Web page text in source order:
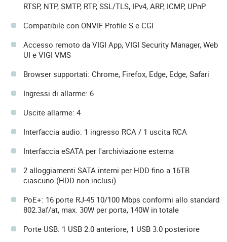
RTSP, NTP, SMTP, RTP, SSL/TLS, IPv4, ARP, ICMP, UPnP
Compatibile con ONVIF Profile S e CGI
Accesso remoto da VIGI App, VIGI Security Manager, Web
UI e VIGI VMS
Browser supportati: Chrome, Firefox, Edge, Edge, Safari
Ingressi di allarme: 6
Uscite allarme: 4
Interfaccia audio: 1 ingresso RCA / 1 uscita RCA
Interfaccia eSATA per l'archiviazione esterna
2 alloggiamenti SATA interni per HDD fino a 16TB
ciascuno (HDD non inclusi)
PoE+: 16 porte RJ-45 10/100 Mbps conformi allo standard
802.3af/at, max. 30W per porta, 140W in totale
Porte USB: 1 USB 2.0 anteriore, 1 USB 3.0 posteriore